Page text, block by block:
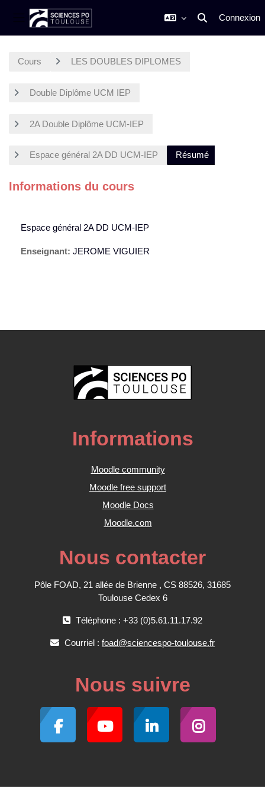
Panneau latéral Activer/
Connexion
Cours LES DOUBLES DIPLOMES
Double Diplôme UCM IEP
2A Double Diplôme UCM-IEP
Espace général 2A DD UCM-IEP Résumé
Informations du cours
Espace général 2A DD UCM-IEP
Enseignant: JEROME VIGUIER
Informations
Moodle community
Moodle free support
Moodle Docs
Moodle.com
Nous contacter
Pôle FOAD, 21 allée de Brienne , CS 88526, 31685
Toulouse Cedex 6
Téléphone : +33 (0)5.61.11.17.92
Courriel : foad@sciencespo-toulouse.fr
Nous suivre